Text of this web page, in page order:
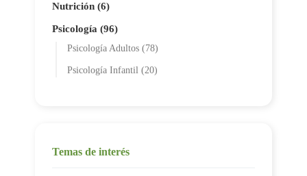
Nutrición (6)
Psicología (96)
Psicología Adultos (78)
Psicología Infantil (20)
Temas de interés